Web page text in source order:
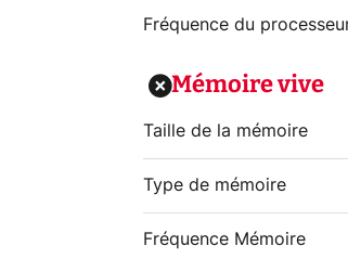
Fréquence du
Mémoire vive
Taille de la mémoire
Type de mémoire
Fréquence Mémoire